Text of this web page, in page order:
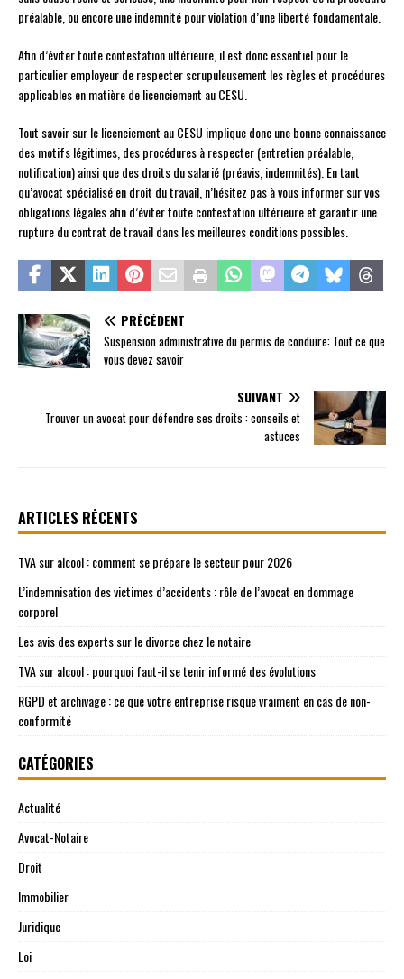
préalable, ou encore une indemnité pour violation d’une liberté fondamentale.
Afin d’éviter toute contestation ultérieure, il est donc essentiel pour le
particulier employeur de respecter scrupuleusement les règles et procédures
applicables en matière de licenciement au CESU.
Tout savoir sur le licenciement au CESU implique donc une bonne connaissance
des motifs légitimes, des procédures à respecter (entretien préalable,
notification) ainsi que des droits du salarié (préavis, indemnités). En tant
qu’avocat spécialisé en droit du travail, n’hésitez pas à vous informer sur vos
obligations légales afin d’éviter toute contestation ultérieure et garantir une
rupture du contrat de travail dans les meilleures conditions possibles.
PRÉCÉDENT
Suspension administrative du permis de conduire: Tout ce que
vous devez savoir
SUIVANT
Trouver un avocat pour défendre ses droits : conseils et
astuces
ARTICLES RÉCENTS
TVA sur alcool : comment se prépare le secteur pour 2026
L’indemnisation des victimes d’accidents : rôle de l’avocat en dommage
corporel
Les avis des experts sur le divorce chez le notaire
TVA sur alcool : pourquoi faut-il se tenir informé des évolutions
RGPD et archivage : ce que votre entreprise risque vraiment en cas de non-
conformité
CATÉGORIES
Actualité
Avocat-Notaire
Droit
Immobilier
Juridique
Loi